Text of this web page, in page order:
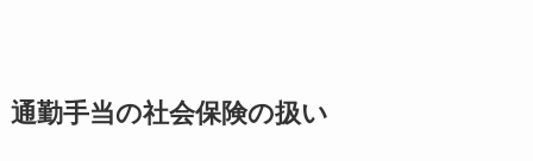
通勤手当の社会保険の扱い